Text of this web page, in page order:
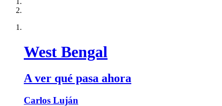
West Bengal
A ver qué pasa ahora
Carlos Luján